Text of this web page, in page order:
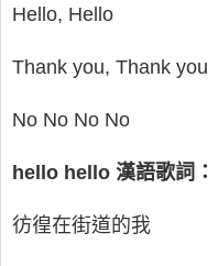
Hello, Hello
Thank you, Thank you
No No No No
hello hello 漢語歌詞：
彷徨在街道的我